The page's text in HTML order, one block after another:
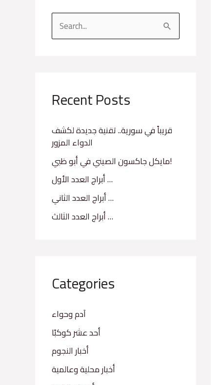
e
c
h
f
o
r
:
Recent Posts
قريباً في سورية.. تقنية جديدة لكشف
الدواء المزور
مايكل جاكسون الصيني في أبو ظبي!
أبراج العدد الأول …
أبراج العدد الثاني …
أبراج العدد الثالث …
Categories
آدم وحواء
أحد عشر كوكبًا
أخبار النجوم
أخبار محلية وعالمية